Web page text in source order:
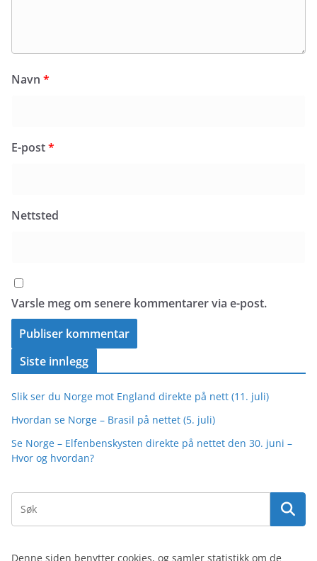
Navn *
E-post*
Nettsted
Varsle meg om senere kommentarer via e-post.
Siste innlegg
Slik ser du Norge mot England direkte på nett (11. juli)
Hvordan se Norge – Brasil på nettet (5. juli)
Se Norge – Elfenbenskysten direkte på nettet den 30. juni –
Hvor og hvordan?
Denne siden benytter cookies, og samler statistikk om de